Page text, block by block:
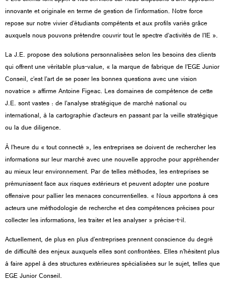
innovante et originale en terme de gestion de l’information. Notre force
repose sur notre vivier d’étudiants compétents et aux profils variés grâce
auxquels nous pouvons prétendre couvrir tout le spectre d’activités de l’IE ».
La J.E. propose des solutions personnalisées selon les besoins des clients
qui offrent une véritable plus-value, « la marque de fabrique de l’EGE Junior
Conseil, c’est l’art de se poser les bonnes questions avec une vision
novatrice » affirme Antoine Figeac. Les domaines de compétence de cette
J.E. sont vastes : de l’analyse stratégique de marché national ou
international, à la cartographie d’acteurs en passant par la veille stratégique
ou la due diligence.
À l’heure du « tout connecté », les entreprises se doivent de rechercher les
informations sur leur marché avec une nouvelle approche pour appréhender
au mieux leur environnement. Par de telles méthodes, les entreprises se
prémunissent face aux risques extérieurs et peuvent adopter une posture
offensive pour pallier les menaces concurrentielles. « Nous apportons à ces
acteurs une méthodologie de recherche et des compétences précises pour
collecter les informations, les traiter et les analyser » précise-t-il.
Actuellement, de plus en plus d’entreprises prennent conscience du degré
de difficulté des enjeux auxquels elles sont confrontées. Elles n’hésitent plus
à faire appel à des structures extérieures spécialisées sur le sujet, telles que
EGE Junior Conseil.